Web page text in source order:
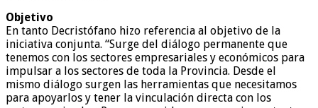
Objetivo
En tanto Decristófano hizo referencia al objetivo de la
iniciativa conjunta. “Surge del diálogo permanente que
tenemos con los sectores empresariales y económicos para
impulsar a los sectores de toda la Provincia. Desde el
mismo diálogo surgen las herramientas que necesitamos
para apoyarlos y tener la vinculación directa con los